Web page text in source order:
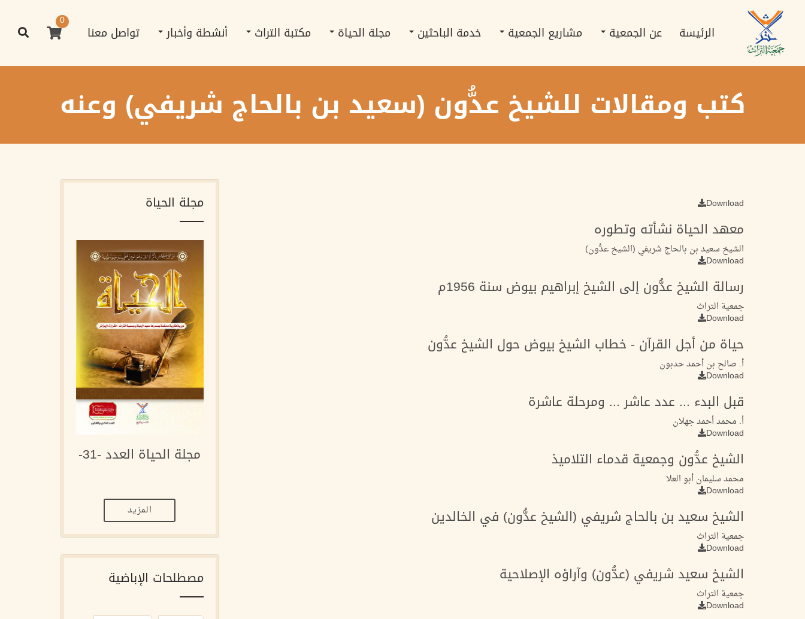
الرئيسي navigation
الرئيسة عن الجمعية مشاريع الجمعية خدمة الباحثين مجلة الحياة مكتبة التراث أنشطة وأخبار تواصل معنا
0
كتب ومقالات للشيخ عدُّون (سعيد بن بالحاج شريفي) وعنه
Download
معهد الحياة نشأته وتطوره
الشيخ سعيد بن بالحاج شريفي (الشيخ عدُّون)
Download
رسالة الشيخ عدُّون إلى الشيخ إبراهيم بيوض سنة 1956م
جمعية التراث
Download
حياة من أجل القرآن - خطاب الشيخ بيوض حول الشيخ عدُّون
أ. صالح بن أحمد حدبون
Download
قبل البدء ... عدد عاشر ... ومرحلة عاشرة
أ. محمد أحمد جهلان
Download
الشيخ عدُّون وجمعية قدماء التلاميذ
محمد سليمان أبو العلا
Download
الشيخ سعيد بن بالحاج شريفي (الشيخ عدُّون) في الخالدين
جمعية التراث
Download
الشيخ سعيد شريفي (عدُّون) وآراؤه الإصلاحية
جمعية التراث
Download
مجلة الحياة
مجلة الحياة العدد -31-
المزيد
مصطلحات الإباضية